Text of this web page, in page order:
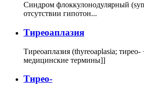
Синдром флоккулонодулярный
отсутствии гипотон...
Тиреоаплазия
Тиреоаплазия (thyreoaplasia;
медицинские термины]]
Тирео-